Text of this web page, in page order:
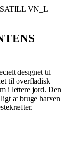
VN_L
designet til
til overfladisk
i lettere jord. Den
at bruge harven